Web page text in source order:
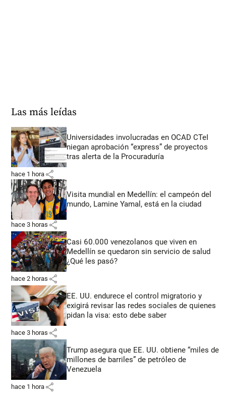
Las más leídas
Universidades involucradas en OCAD CTeI
niegan aprobación “express” de proyectos
tras alerta de la Procuraduría
hace 1 hora share
Visita mundial en Medellín: el campeón del
mundo, Lamine Yamal, está en la ciudad
hace 3 horas share
Casi 60.000 venezolanos que viven en
Medellín se quedaron sin servicio de salud
¿Qué les pasó?
hace 2 horas share
EE. UU. endurece el control migratorio y
exigirá revisar las redes sociales de quienes
pidan la visa: esto debe saber
hace 3 horas share
Trump asegura que EE. UU. obtiene “miles de
millones de barriles” de petróleo de
Venezuela
hace 1 hora share